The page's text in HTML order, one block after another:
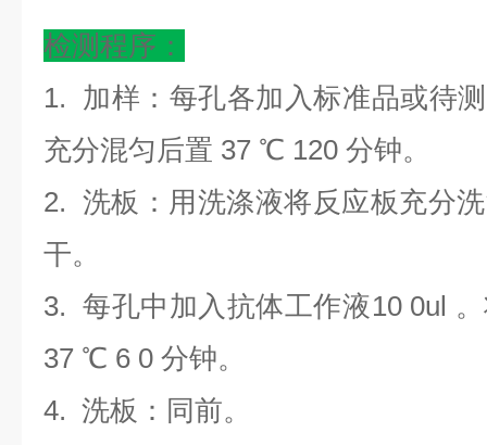
检测程序：
1. 加样：每孔各加入标准品或待
充分混匀后置 37 ℃ 120 分钟。
2. 洗板：用洗涤液将反应板充分
干。
3. 每孔中加入抗体工作液10 0ul
37 ℃ 6 0 分钟。
4. 洗板：同前。